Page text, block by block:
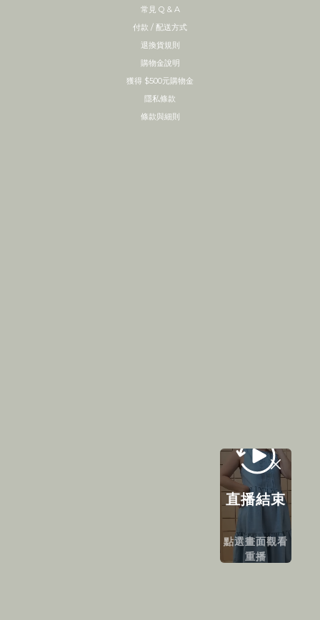
常見 Q & A
付款 / 配送方式
退換貨規則
購物金說明
獲得 $500元購物金
隱私條款
條款與細則
直播結束
點選畫面觀看
重播